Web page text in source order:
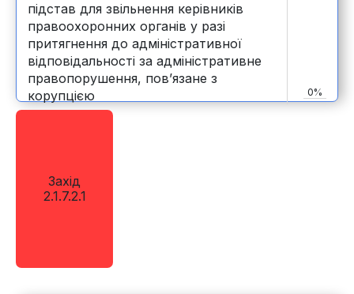
підстав для звільнення керівників
правоохоронних органів у разі
притягнення до адміністративної
відповідальності за адміністративне
правопорушення, пов’язане з
корупцією
0%
Захід
2.1.7.2.1